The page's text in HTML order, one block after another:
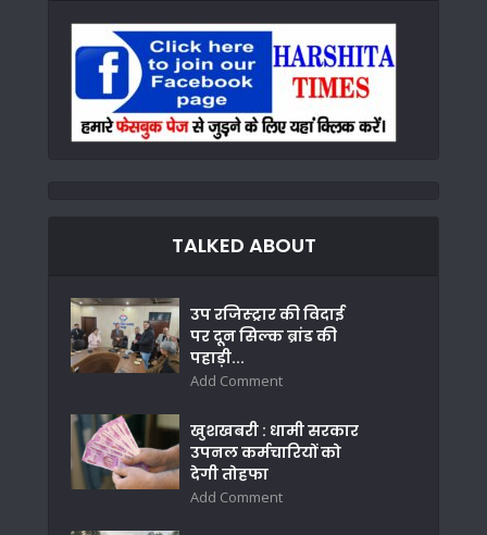
TALKED ABOUT
उप रजिस्ट्रार की विदाई
पर दून सिल्क ब्रांड की
पहाड़ी...
Add Comment
खुशखबरी : धामी सरकार
उपनल कर्मचारियों को
देगी तोहफा
Add Comment